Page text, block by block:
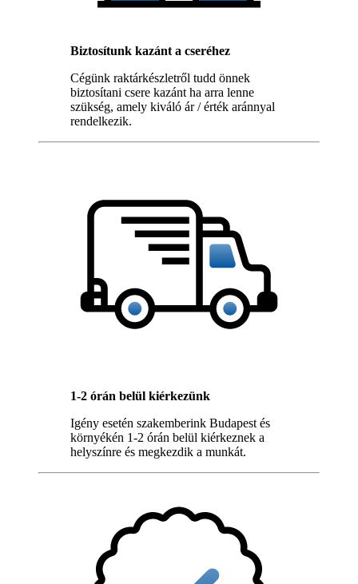
Biztosítunk kazánt a cseréhez
Cégünk raktárkészletről tudd önnek
biztosítani csere kazánt ha arra lenne
szükség, amely kiváló ár / érték aránnyal
rendelkezik.
1-2 órán belül kiérkezünk
Igény esetén szakemberink Budapest és
környékén 1-2 órán belül kiérkeznek a
helyszínre és megkezdik a munkát.